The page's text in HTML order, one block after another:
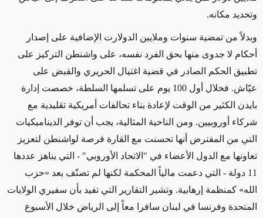
وتحديد مكانه.
وبدلاً من تمضية سنوات وملايين الدولارت الإضافية على إصدار
أحكام لا جدوى منها بحق الفرد نفسه، على واشنطن التركيز على
تطبيق الحكم الصادر في قضية اغتيال الحريري والقبض على
عيّاش. فخلال أول 100 يوم على تسلمها السلطة، خصصت إدارة
بايدن الكثير من الوقت لإعادة بناء تحالفات أمريكية تقليدية مع
شركاء أوروبيين. ومن الناحية المثالية، يجب أن توفر الديناميكيات
التي من المفترض أنها تحسنت مع القارة فرصة لواشنطن لتعزيز
تعاونها مع الدول الأعضاء في "الاتحاد الأوروبي" - التي يناهز عددها
11 دولة - التي دعمت مالياً المحكمة لكنها لم تصنّف بعد
«حزب
الله» كمنظمة إرهابية. وتشير
التقارير التي تفيد بأن سفيري الولايات
المتحدة وفرنسا في لبنان سافرا معاً إلى الرياض خلال الأسبوع